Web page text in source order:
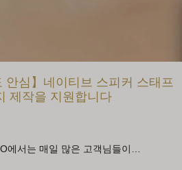
안심】네이티브 스피커 스태프
제작을 지원합니다
에서는 매일 많은 고객님들이